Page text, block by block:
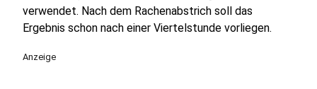
verwendet. Nach dem Rachenabstrich soll das
Ergebnis schon nach einer Viertelstunde vorliegen.
Anzeige